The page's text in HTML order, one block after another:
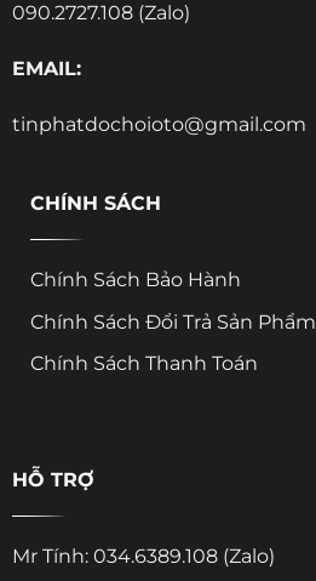
090.2727.108 (Zalo)
EMAIL:
tinphatdochoioto@gmail.com
CHÍNH SÁCH
Chính Sách Bảo Hành
Chính Sách Đổi Trả Sản Phẩm
Chính Sách Thanh Toán
HỖ TRỢ
Mr Tính: 034.6389.108 (Zalo)